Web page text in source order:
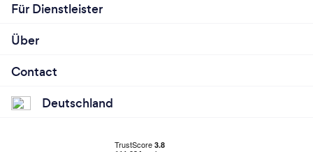
Für Dienstleister
Über
Contact
Deutschland